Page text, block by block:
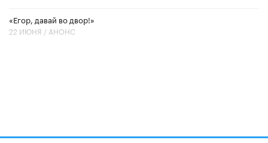
«Егор, давай во двор!»
22 ИЮНЯ / АНОНС